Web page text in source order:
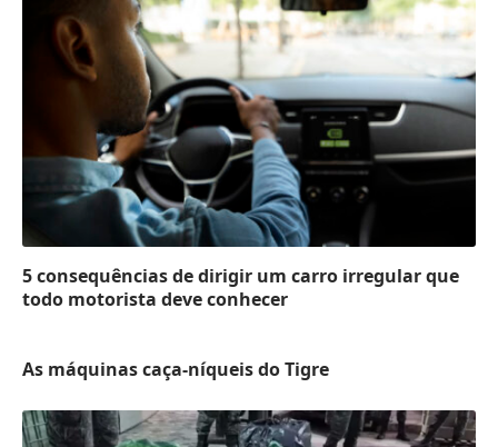
5 consequências de dirigir um carro irregular que
todo motorista deve conhecer
As máquinas caça-níqueis do Tigre